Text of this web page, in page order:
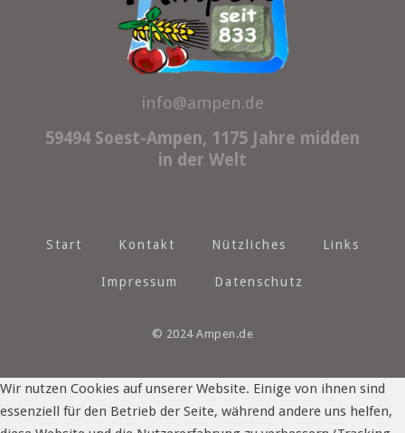
info@ampen.de
59494 Soest-Ampen, 1175 Jahre midden
in der Welt
Start Kontakt Nützliches Links
Impressum Datenschutz
© 2024 Ampen.de
Wir nutzen Cookies auf unserer Website. Einige von ihnen sind
essenziell für den Betrieb der Seite, während andere uns helfen,